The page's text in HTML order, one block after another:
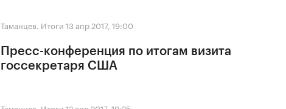
Таманцев. Итоги 13 апр 2017, 19:00
Пресс-конференция по итогам визита
госсекретаря США